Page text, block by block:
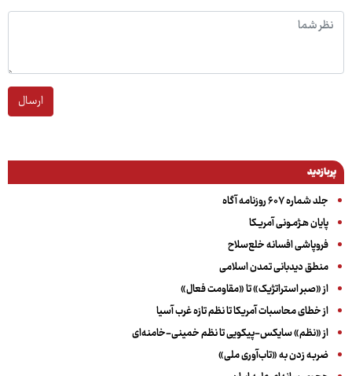
ارسال
پربازدید
جلد شماره ۶۰۷ روزنامه آگاه
پایان هـژمـونی آمریـکا
فروپاشی افسانه خلع‌سلاح
منطق دیدبانی تمدن اسلامی
از «صبر استراتژیک» تا «مقاومت فعال»
از خطای محاسبات آمریکا تا نظم تازه غرب آسیا
از «نظم» سایکس-پیکویی تا نظم خمینی-خامنه‌ای
ضربه زدن به «تاب‌آوری ملی»